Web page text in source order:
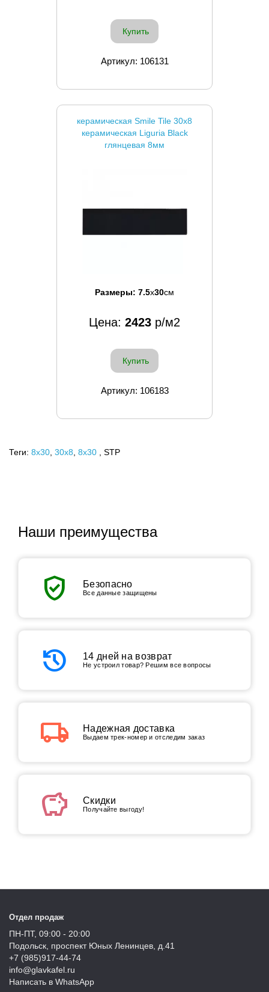
Купить
Артикул: 106131
керамическая Smile Tile 30x8
керамическая Liguria Black
глянцевая 8мм
Размеры: 7.5x30см
Цена: 2423 р/м2
Купить
Артикул: 106183
Теги: 8x30 30х8 8х30 , STP
Наши преимущества
verified_user Безопасно
Все данные защищены
history 14 дней на возврат
Не устроил товар? Решим все вопросы
local_shipping Надежная доставка
Выдаем трек-номер и отследим заказ
savings Скидки
Получайте выгоду!
Отдел продаж
ПН-ПТ, 09:00 - 20:00
Подольск, проспект Юных Ленинцев, д.41
+7 (985)917-44-74
info@glavkafel.ru
Написать в WhatsApp